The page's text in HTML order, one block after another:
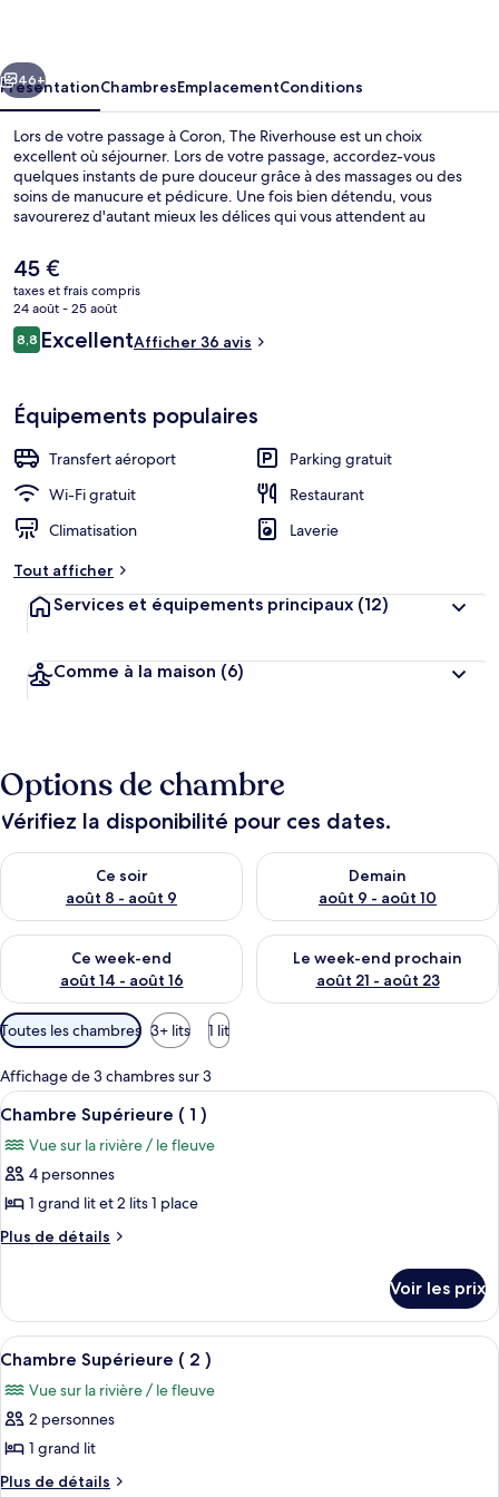
Suivant
46+
PrésentationChambresEmplacementConditions
Lors de votre passage à Coron, The Riverhouse est un choix
excellent où séjourner. Lors de votre passage, accordez-vous
quelques instants de pure douceur grâce à des massages ou des
soins de manucure et pédicure. Une fois bien détendu, vous
savourerez d'autant mieux les délices qui vous attendent au
terrasse et un jardin. Sympa non ?
Le
prix
actuel
est
de
45 €
taxes et frais compris
24 août - 25 août
Avis
voyageurs
8,88,8 sur 10
ExcellentAfficher 36 avis
Équipements populaires
Transfert aéroport
Parking gratuit
Wi-Fi gratuit
Restaurant
Climatisation
Laverie
Tout afficher
Services et équipements principaux (12)
Comme à la maison (6)
Options de chambre
Vérifiez la disponibilité pour ces dates.
Ce soir
août 8 - août 9
Vérifier la disponibilité pour ce soir août 8 - août 9
Demain
août 9 - août 10
Vérifier la disponibilité pour
Ce week-end
août 14 - août 16
Vérifier la disponibilité pour ce week-end août 14 - août 16
Le week-end prochain
août 21 - août 23
Vérifier la disponibilité pour
Filtres
disponibles
pour
les
chambres
Toutes les chambres 3+ lits 1 lit
Affichage de 3 chambres sur 3
Afficher
toutes
les
photos
pour
ce
chambre :
Chambre
Supérieure
(
)
Une chambre avec deux lits, une
5
Chambre Supérieure ( 1 )
Vue sur la rivière / le fleuve
4 personnes
1 grand lit et 2 lits 1 place
Plus de détails
Plus
le
type
de
Chambre
Supérieure
)
Voir les prix
Afficher
toutes
les
photos
pour
ce
Une chambre avec un grand lit, une
8
Chambre Supérieure ( 2 )
Vue sur la rivière / le fleuve
2 personnes
1 grand lit
Plus de détails
Plus